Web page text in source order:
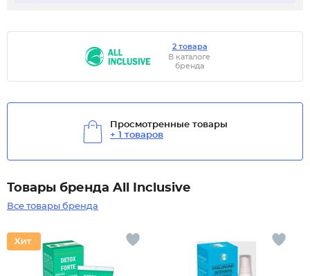
2 товара
В каталоге
бренда
Просмотренные товары
+ 1 товаров
Товары бренда All Inclusive
Все товары бренда